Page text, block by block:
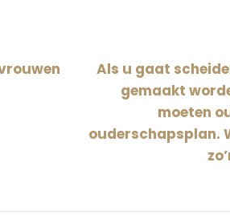
Als u gaat
gemaakt
moeten
ouderschapsplan.